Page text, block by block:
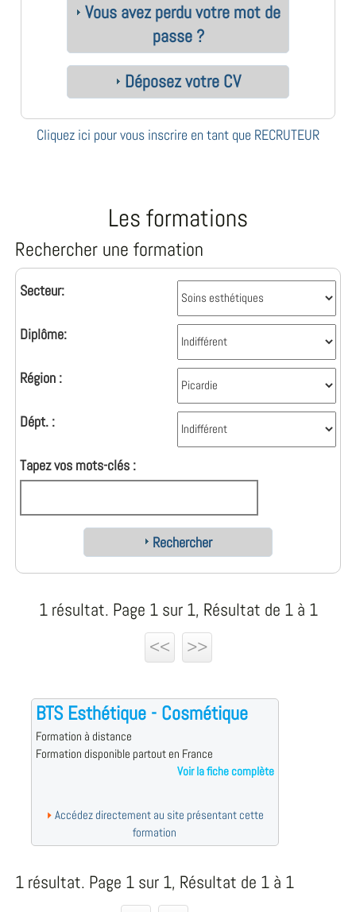
Vous avez perdu votre mot de
passe ?
Déposez votre CV
Cliquez ici pour vous inscrire en tant que RECRUTEUR
Les formations
Rechercher une formation
Secteur:
Diplôme:
Région :
Dépt. :
Tapez vos mots-clés :
Rechercher
1 résultat. Page 1 sur 1, Résultat de 1 à 1
<<
>>
BTS Esthétique - Cosmétique
Formation à distance
Formation disponible partout en France
Voir la fiche complète
Accédez directement au site présentant cette
formation
1 résultat. Page 1 sur 1, Résultat de 1 à 1